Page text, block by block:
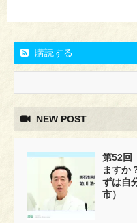
購読する
NEW POST
第52回
ますか
ずは自
市）